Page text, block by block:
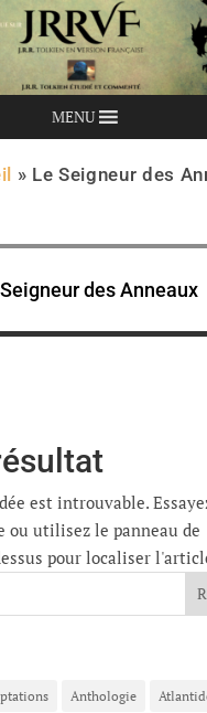
MENU
» Le Seigneur des
des Anneaux
est introuvable.
ou utilisez le panneau de
pour localiser
Anthologie